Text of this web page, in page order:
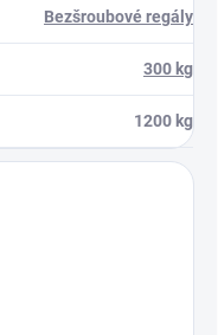
Bezšroubové regály
300 kg
1200 kg